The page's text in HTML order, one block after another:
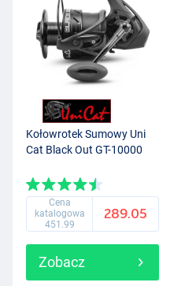
Kołowrotek Sumowy Uni
Cat Black Out GT-10000
Cena
katalogowa
451.99
289.05
Zobacz